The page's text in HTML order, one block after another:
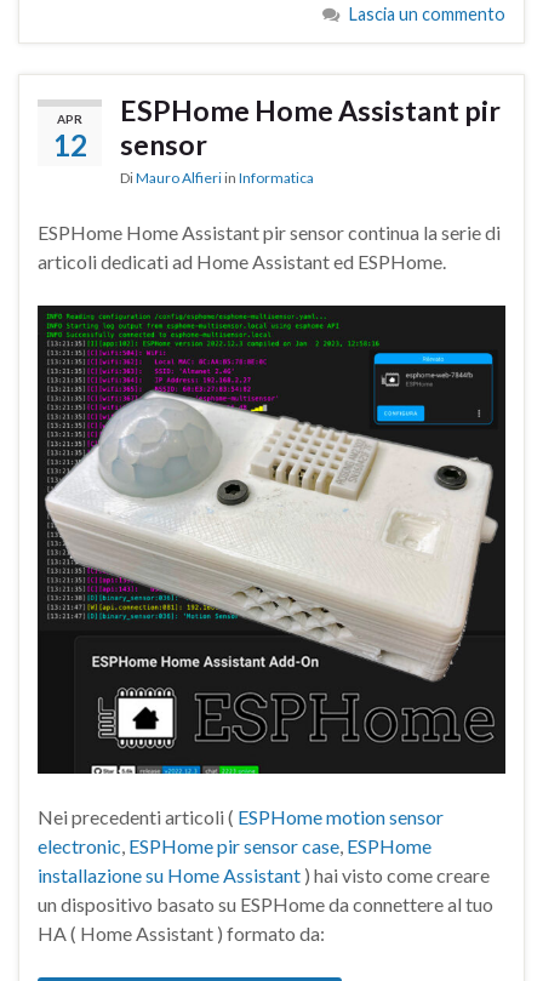
Lascia un commento
APR
12
ESPHome Home Assistant pir
sensor
DiMauro Alfieri in Informatica
ESPHome Home Assistant pir sensor continua la serie di
articoli dedicati ad Home Assistant ed ESPHome.
Nei precedenti articoli ( ESPHome motion sensor
electronic, ESPHome pir sensor case, ESPHome
installazione su Home Assistant ) hai visto come creare
un dispositivo basato su ESPHome da connettere al tuo
HA ( Home Assistant ) formato da: